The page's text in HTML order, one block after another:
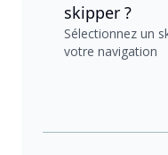
skipper ?
Sélectionnez un
votre navigation